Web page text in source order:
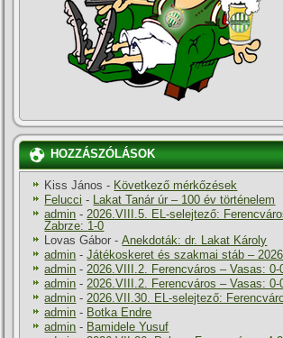
HOZZÁSZÓLÁSOK
Kiss János - Következő mérkőzések
Felucci -
Lakat Tanár úr – 100 év történelem
admin - 2026.VIII.5. EL-selejtező:
Zabrze: 1-0
Lovas Gábor -Anekdoták: dr. Lakat Károly
admin -Játékoskeret és szakmai stáb –
admin - 2026.VIII.2. Ferencváros – Vasas: 0-
admin - 2026.VIII.2. Ferencváros – Vasas: 0-
admin - 2026.VII.30. EL-selejtező:
admin - Botka Endre
admin - Bamidele Yusuf